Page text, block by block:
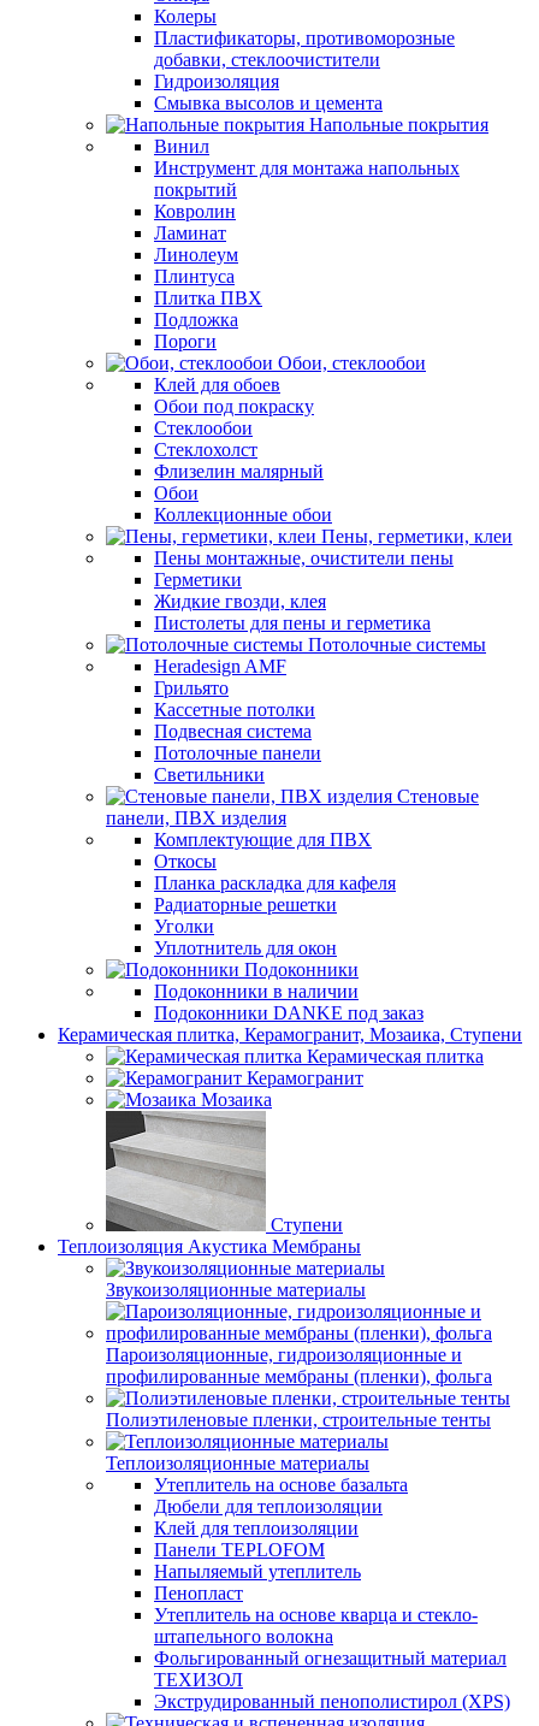
Колеры
Пластификаторы, противоморозные
добавки, стеклоочистители
Гидроизоляция
Смывка высолов и цемента
Напольные покрытия
Винил
Инструмент для монтажа напольных
покрытий
Ковролин
Ламинат
Линолеум
Плинтуса
Плитка ПВХ
Подложка
Пороги
Обои, стеклообои
Клей для обоев
Обои под покраску
Стеклообои
Стеклохолст
Флизелин малярный
Обои
Коллекционные обои
Пены, герметики, клеи
Пены монтажные, очистители пены
Герметики
Жидкие гвозди, клея
Пистолеты для пены и герметика
Потолочные системы
Heradesign AMF
Грильято
Кассетные потолки
Подвесная система
Потолочные панели
Светильники
Стеновые
панели, ПВХ изделия
Комплектующие для ПВХ
Откосы
Планка раскладка для кафеля
Радиаторные решетки
Уголки
Уплотнитель для окон
Подоконники
Подоконники в наличии
Подоконники DANKE под заказ
Керамическая плитка, Керамогранит, Мозаика, Ступени
Керамическая плитка
Керамогранит
Мозаика
Ступени
Теплоизоляция Акустика Мембраны
Звукоизоляционные материалы
Пароизоляционные, гидроизоляционные и
профилированные мембраны (пленки), фольга
Полиэтиленовые пленки, строительные тенты
Теплоизоляционные материалы
Утеплитель на основе базальта
Дюбели для теплоизоляции
Клей для теплоизоляции
Панели TEPLOFOM
Напыляемый утеплитель
Пенопласт
Утеплитель на основе кварца и стекло-
штапельного волокна
Фольгированный огнезащитный материал
ТЕХИЗОЛ
Экструдированный пенополистирол (XPS)